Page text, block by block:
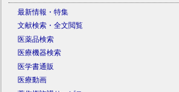
最新情報・特集
文献検索・全文閲覧
医薬品検索
医療機器検索
医学書通販
医療動画